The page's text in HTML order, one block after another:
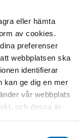
eller hämta
av cookies.
preferenser
webbplatsen ska
identifierar
kan ge dig en mer
vår webbplats
och dessa är